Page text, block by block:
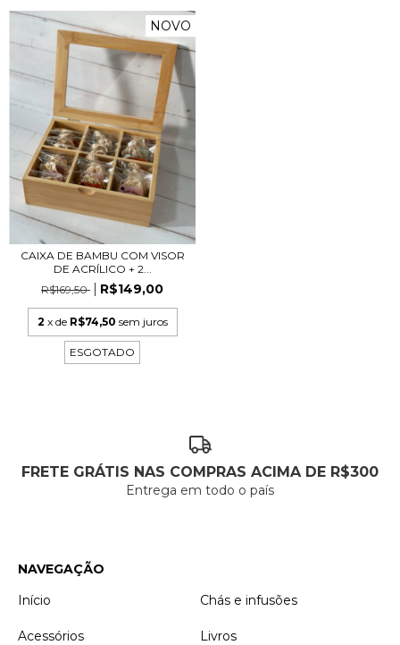
NOVO
CAIXA DE BAMBU COM VISOR
DE ACRÍLICO + 2...
R$169,50
R$149,00
2 x de R$74,50 sem juros
ESGOTADO
FRETE GRÁTIS NAS COMPRAS ACIMA DE R$300
Entrega em todo o país
NAVEGAÇÃO
Início
Chás e infusões
Acessórios Livros